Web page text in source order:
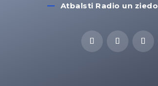
Atbalsti Radio un ziedo